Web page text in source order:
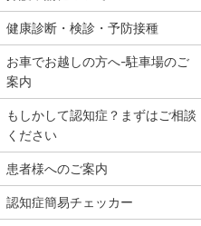
健康診断・検診・予防接種
お車でお越しの方へ-駐車場のご
案内
もしかして認知症？まずはご相談
ください
患者様へのご案内
認知症簡易チェッカー